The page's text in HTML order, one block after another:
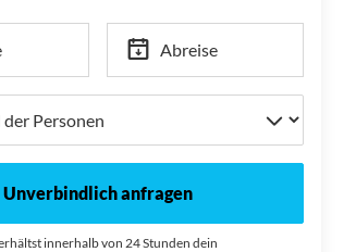
Abreise
Unverbindlich anfragen
innerhalb von 24 Stunden dein